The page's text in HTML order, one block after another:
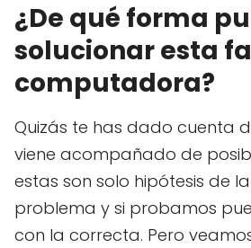
¿De qué forma
solucionar esta
computadora?
Quizás te has dado cuenta
viene acompañado de
estas son solo hipótesis de
problema y si probamos
con la correcta. Pero